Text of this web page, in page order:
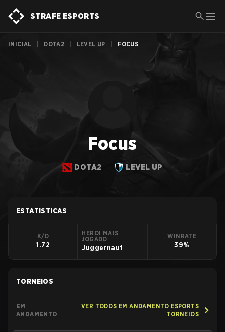
STRAFE ESPORTS
INICIAL DOTA2 LEVEL UP FOCUS
Focus
DOTA2 LEVEL UP
ESTATISTICAS
K/D
1.72
HEROI MAIS
JOGADO
Juggernaut
WINRATE
39%
TORNEIOS
EM
ANDAMENTO
VER TODOS EM ANDAMENTO ESPORTS
TORNEIOS